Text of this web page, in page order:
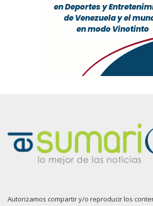
Autorizamos compartir y/o reproducir los